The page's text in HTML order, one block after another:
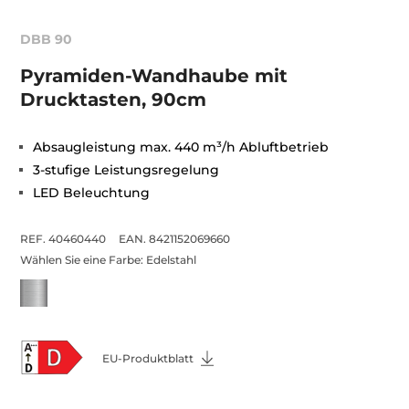
DBB 90
Pyramiden-Wandhaube mit
Drucktasten, 90cm
Absaugleistung max. 440 m³/h Abluftbetrieb
3-stufige Leistungsregelung
LED Beleuchtung
REF. 40460440
EAN. 8421152069660
Wählen Sie eine Farbe: Edelstahl
EU-Produktblatt